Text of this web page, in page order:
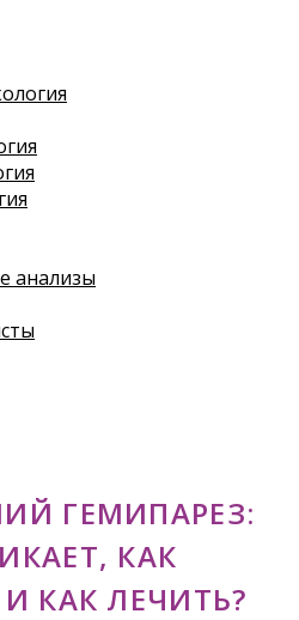
анализы
ГЕМИПАРЕЗ:
КАК
КАК ЛЕЧИТЬ?